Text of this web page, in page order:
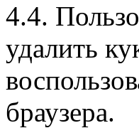
4.4.
удалить
браузера.